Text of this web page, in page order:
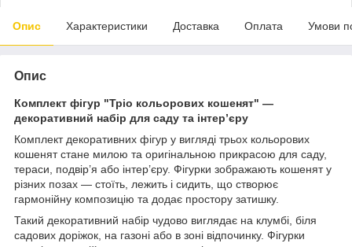
Опис Характеристики Доставка Оплата Умови
Опис
Комплект фігур "Тріо кольорових кошенят" —
декоративний набір для саду та інтер’єру
Комплект декоративних фігур у вигляді трьох кольорових
кошенят стане милою та оригінальною прикрасою для саду,
тераси, подвір’я або інтер’єру. Фігурки зображають кошенят у
різних позах — стоїть, лежить і сидить, що створює
гармонійну композицію та додає простору затишку.
Такий декоративний набір чудово виглядає на клумбі, біля
садових доріжок, на газоні або в зоні відпочинку. Фігурки